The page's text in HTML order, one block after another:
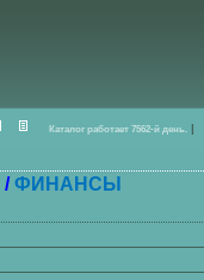
Каталог работает 7562-й день. |
/ФИНАНСЫ